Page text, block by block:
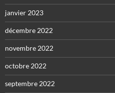
janvier 2023
décembre 2022
novembre 2022
octobre 2022
septembre 2022